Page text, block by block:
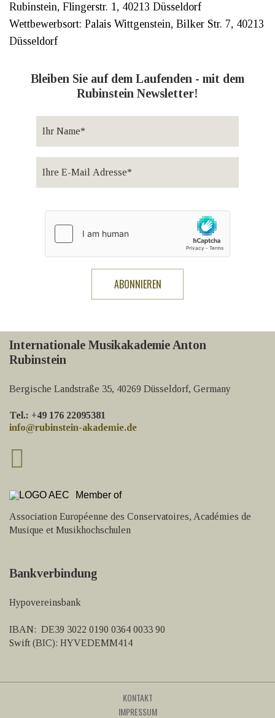
Rubinstein, Flingerstr. 1, 40213 Düsseldorf
Wettbewerbsort: Palais Wittgenstein, Bilker Str. 7, 40213
Düsseldorf
Bleiben Sie auf dem Laufenden - mit dem
Rubinstein Newsletter!
Internationale Musikakademie Anton
Rubinstein
Bergische Landstraße 35, 40269 Düsseldorf, Germany
Tel.: +49 176 22095381
info@rubinstein-akademie.de
Member of
Association Européenne des Conservatoires, Académies de
Musique et Musikhochschulen
Bankverbindung
Hypovereinsbank
IBAN: DE39 3022 0190 0364 0033 90
Swift (BIC): HYVEDEMM414
KONTAKT
IMPRESSUM